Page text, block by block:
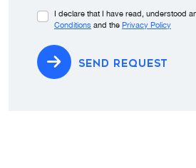
I declare that I have read, understood
Conditions and the Privacy Policy
SEND REQUEST